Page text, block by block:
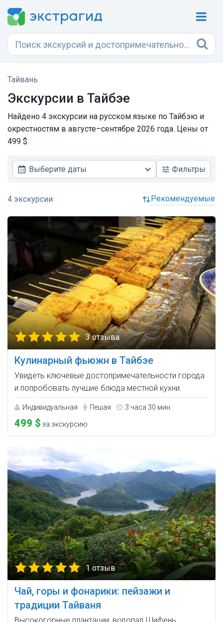
Тайвань
Экскурсии в Тайбэе
Найдено 4 экскурсии на русском языке по Тайбэю и
окрестностям в августе–сентябре 2026 года. Цены от
499 $.
Выберите даты Фильтры
рекомендуемые
3 отзыва
Кулинарный фьюжн в Тайбэе
Увидеть ключевые достопримечательности города
и попробовать лучшие блюда местной кухни.
Индивидуальная Пешая 3 часа 30 мин.
499 $ за экскурсию
1 отзыв
Чай, горы и фонарики: пейзажи и
традиции Тайваня